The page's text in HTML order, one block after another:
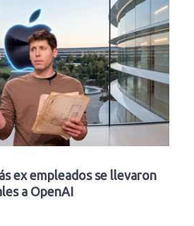
ex empleados se llevaron
a OpenAI